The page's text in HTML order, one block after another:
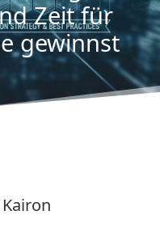
Zeit für
gewinnst
Kairon